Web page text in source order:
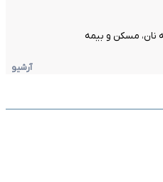
نان، مسکن و بیمه
آرشیو